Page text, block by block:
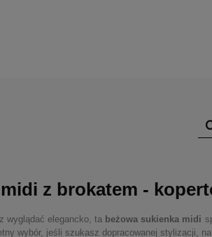
z brokatem -
wyglądać elegancko, ta beżowa sukienka midi
wybór, jeśli szukasz dopracowanej stylizacji, na